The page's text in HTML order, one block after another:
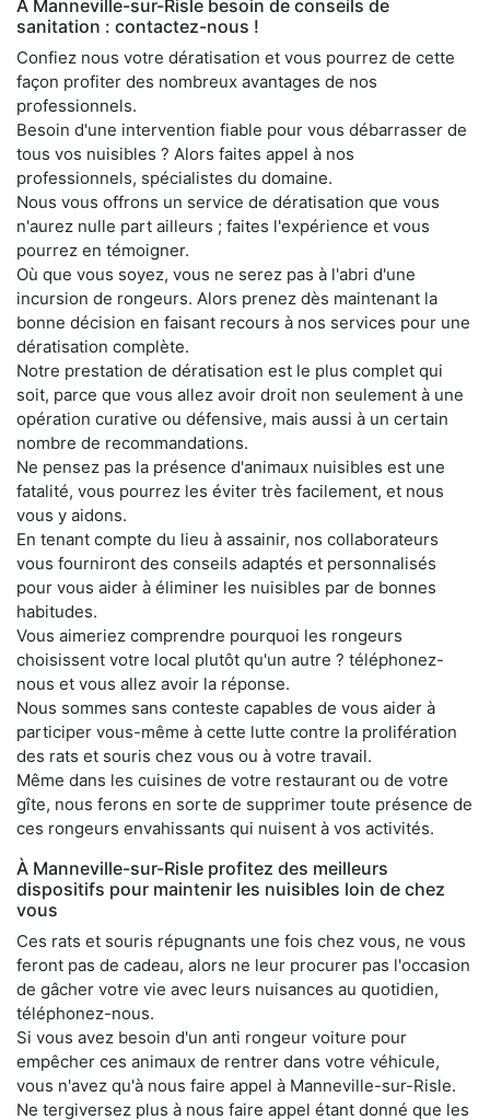
À Manneville-sur-Risle besoin de conseils de
sanitation : contactez-nous !
Confiez nous votre dératisation et vous pourrez de cette
façon profiter des nombreux avantages de nos
professionnels.
Besoin d'une intervention fiable pour vous débarrasser de
tous vos nuisibles ? Alors faites appel à nos
professionnels, spécialistes du domaine.
Nous vous offrons un service de dératisation que vous
n'aurez nulle part ailleurs ; faites l'expérience et vous
pourrez en témoigner.
Où que vous soyez, vous ne serez pas à l'abri d'une
incursion de rongeurs. Alors prenez dès maintenant la
bonne décision en faisant recours à nos services pour une
dératisation complète.
Notre prestation de dératisation est le plus complet qui
soit, parce que vous allez avoir droit non seulement à une
opération curative ou défensive, mais aussi à un certain
nombre de recommandations.
Ne pensez pas la présence d'animaux nuisibles est une
fatalité, vous pourrez les éviter très facilement, et nous
vous y aidons.
En tenant compte du lieu à assainir, nos collaborateurs
vous fourniront des conseils adaptés et personnalisés
pour vous aider à éliminer les nuisibles par de bonnes
habitudes.
Vous aimeriez comprendre pourquoi les rongeurs
choisissent votre local plutôt qu'un autre ? téléphonez-
nous et vous allez avoir la réponse.
Nous sommes sans conteste capables de vous aider à
participer vous-même à cette lutte contre la prolifération
des rats et souris chez vous ou à votre travail.
Même dans les cuisines de votre restaurant ou de votre
gîte, nous ferons en sorte de supprimer toute présence de
ces rongeurs envahissants qui nuisent à vos activités.
À Manneville-sur-Risle profitez des meilleurs
dispositifs pour maintenir les nuisibles loin de chez
vous
Ces rats et souris répugnants une fois chez vous, ne vous
feront pas de cadeau, alors ne leur procurer pas l'occasion
de gâcher votre vie avec leurs nuisances au quotidien,
téléphonez-nous.
Si vous avez besoin d'un anti rongeur voiture pour
empêcher ces animaux de rentrer dans votre véhicule,
vous n'avez qu'à nous faire appel à Manneville-sur-Risle.
Ne tergiversez plus à nous faire appel étant donné que les